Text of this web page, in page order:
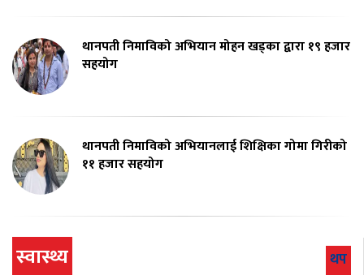
थानपती निमाविको अभियान मोहन खड्का द्वारा १९ हजार
सहयोग
थानपती निमाविको अभियानलाई शिक्षिका गोमा गिरीको
११ हजार सहयोग
स्वास्थ्य थप